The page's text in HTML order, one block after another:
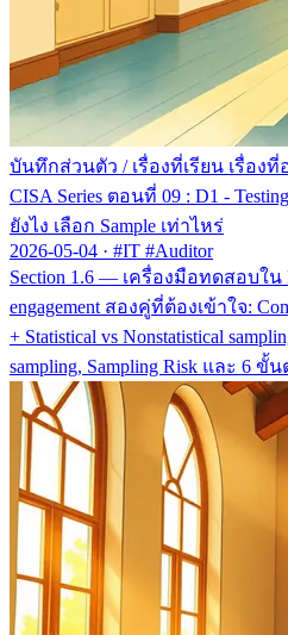
บันทึกส่วนตัว / เรื่องที่เรียน เรื่องที่
CISA Series ตอนที่ 09 : D1 -
ยังไง เลือก Sample เท่าไหร่
2026-05-04 · #IT #Auditor
Section 1.6 — เครื่องมือทดสอบใน
engagement สองคู่ที่ต้องเข้าใจ:
+ Statistical vs Nonstatistical
sampling, Sampling Risk และ 6 ขั้